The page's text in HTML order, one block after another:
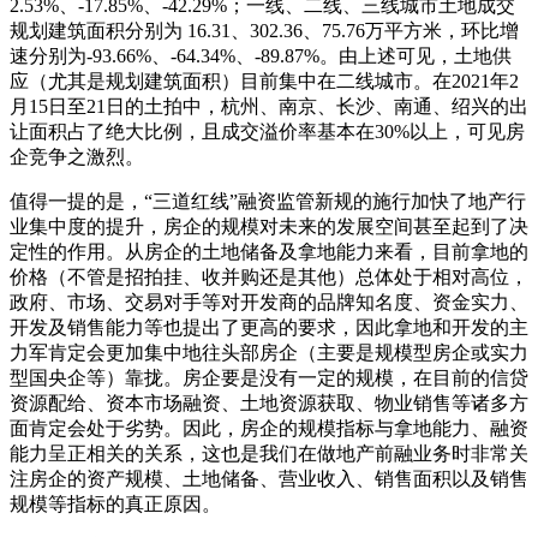
2.53%、-17.85%、-42.29%；一线、二线、三线城市土地成交
规划建筑面积分别为 16.31、302.36、75.76万平方米，环比增
速分别为-93.66%、-64.34%、-89.87%。由上述可见，土地供
应（尤其是规划建筑面积）目前集中在二线城市。在2021年2
月15日至21日的土拍中，杭州、南京、长沙、南通、绍兴的出
让面积占了绝大比例，且成交溢价率基本在30%以上，可见房
企竞争之激烈。
值得一提的是，“三道红线”融资监管新规的施行加快了地产行
业集中度的提升，房企的规模对未来的发展空间甚至起到了决
定性的作用。从房企的土地储备及拿地能力来看，目前拿地的
价格（不管是招拍挂、收并购还是其他）总体处于相对高位，
政府、市场、交易对手等对开发商的品牌知名度、资金实力、
开发及销售能力等也提出了更高的要求，因此拿地和开发的主
力军肯定会更加集中地往头部房企（主要是规模型房企或实力
型国央企等）靠拢。房企要是没有一定的规模，在目前的信贷
资源配给、资本市场融资、土地资源获取、物业销售等诸多方
面肯定会处于劣势。因此，房企的规模指标与拿地能力、融资
能力呈正相关的关系，这也是我们在做地产前融业务时非常关
注房企的资产规模、土地储备、营业收入、销售面积以及销售
规模等指标的真正原因。